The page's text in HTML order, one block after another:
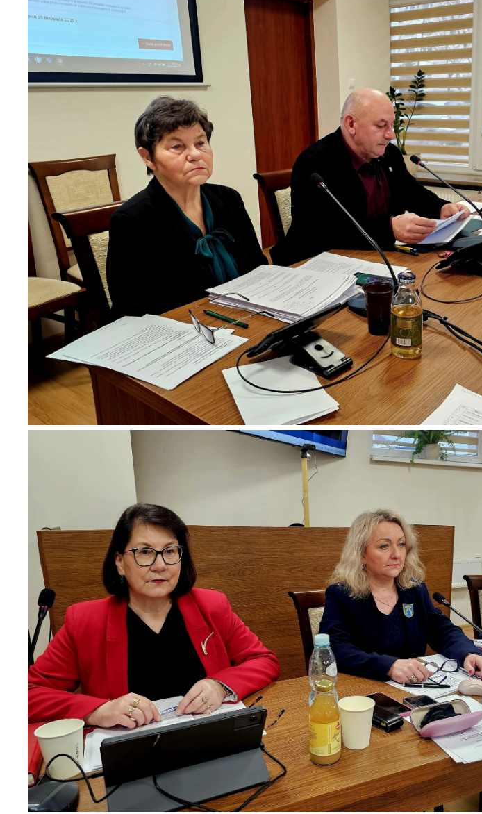
Ustawienia
Szanujemy Twoją prywatność. Możesz zmienić
wszystkie. W dowolnym momencie możesz
Niezbędne
Niezbędne pliki cookies służą do prawidłowego
umożliwiają Ci komfortowe korzystanie z
Pliki cookies odpowiadają na podejmowane przez